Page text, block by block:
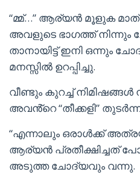
“മ്മ്…” ആര്യൻ മൂളുക
അവളുടെ ഭാഗത്ത് നിന്നും
താനായിട്ട് ഇനി ഒന്നും
മനസ്സിൽ ഉറപ്പിച്ചു.
വീണ്ടും കുറച്ച്
അവൻ്റെ “തീക്കളി”
“എന്നാലും ഒരാൾക്ക്
ആര്യൻ പ്രതീക്ഷിച്ചത്
അടുത്ത ചോദ്യവും വന്നു.